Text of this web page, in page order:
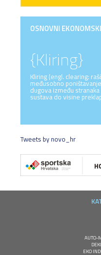
OSNOVNI
{Kliring}
Kliring (engl. clearing:
međusobno
dugova između
sustava do visine
Tweets by novo_hr
AUTO-
EKO